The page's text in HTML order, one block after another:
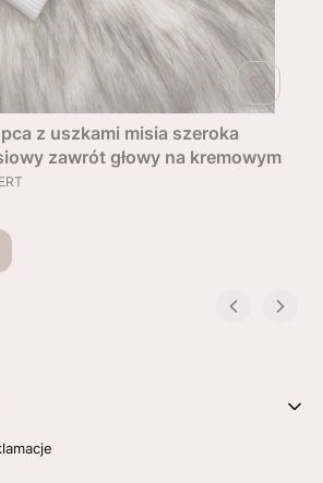
z uszkami misia szeroka
zawrót głowy na kremowym